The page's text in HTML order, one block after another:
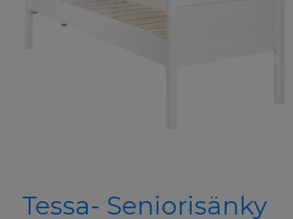
Tessa- Seniorisänky